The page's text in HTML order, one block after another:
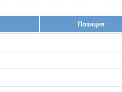
Позиция